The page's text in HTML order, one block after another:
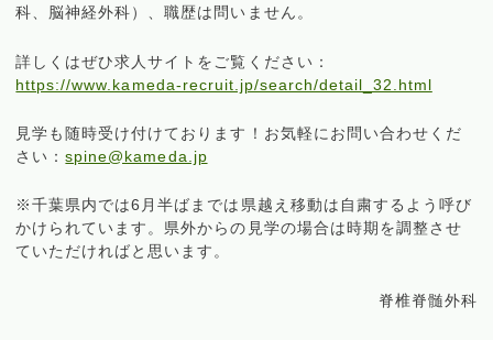
科、脳神経外科）、職歴は問いません。
詳しくはぜひ求人サイトをご覧ください：
https://www.kameda-recruit.jp/search/detail_32.html
見学も随時受け付けております！お気軽にお問い合わせくだ
さい：spine@kameda.jp
※千葉県内では6月半ばまでは県越え移動は自粛するよう呼び
かけられています。県外からの見学の場合は時期を調整させ
ていただければと思います。
脊椎脊髄外科